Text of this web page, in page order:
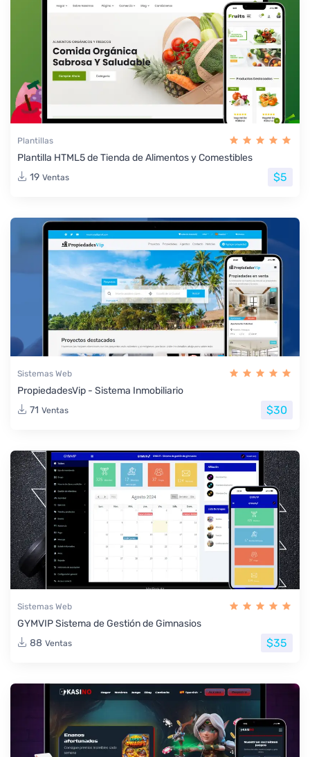
Plantillas
Plantilla HTML5 de Tienda de Alimentos y Comestibles
19 Ventas $5
Sistemas Web
PropiedadesVip - Sistema Inmobiliario
71 Ventas $30
Sistemas Web
GYMVIP Sistema de Gestión de Gimnasios
88 Ventas $35